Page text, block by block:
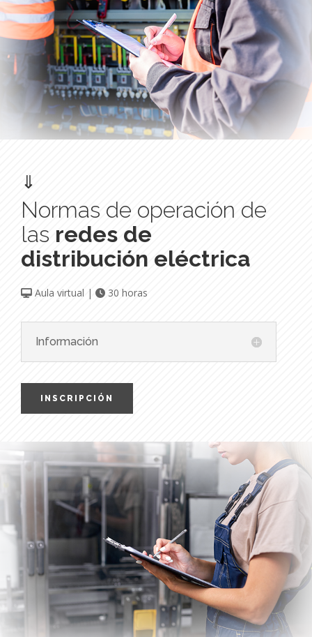
⇓
Normas de operación de
las redes de
distribución eléctrica
Aula virtual | 30 horas
Información
INSCRIPCIÓN